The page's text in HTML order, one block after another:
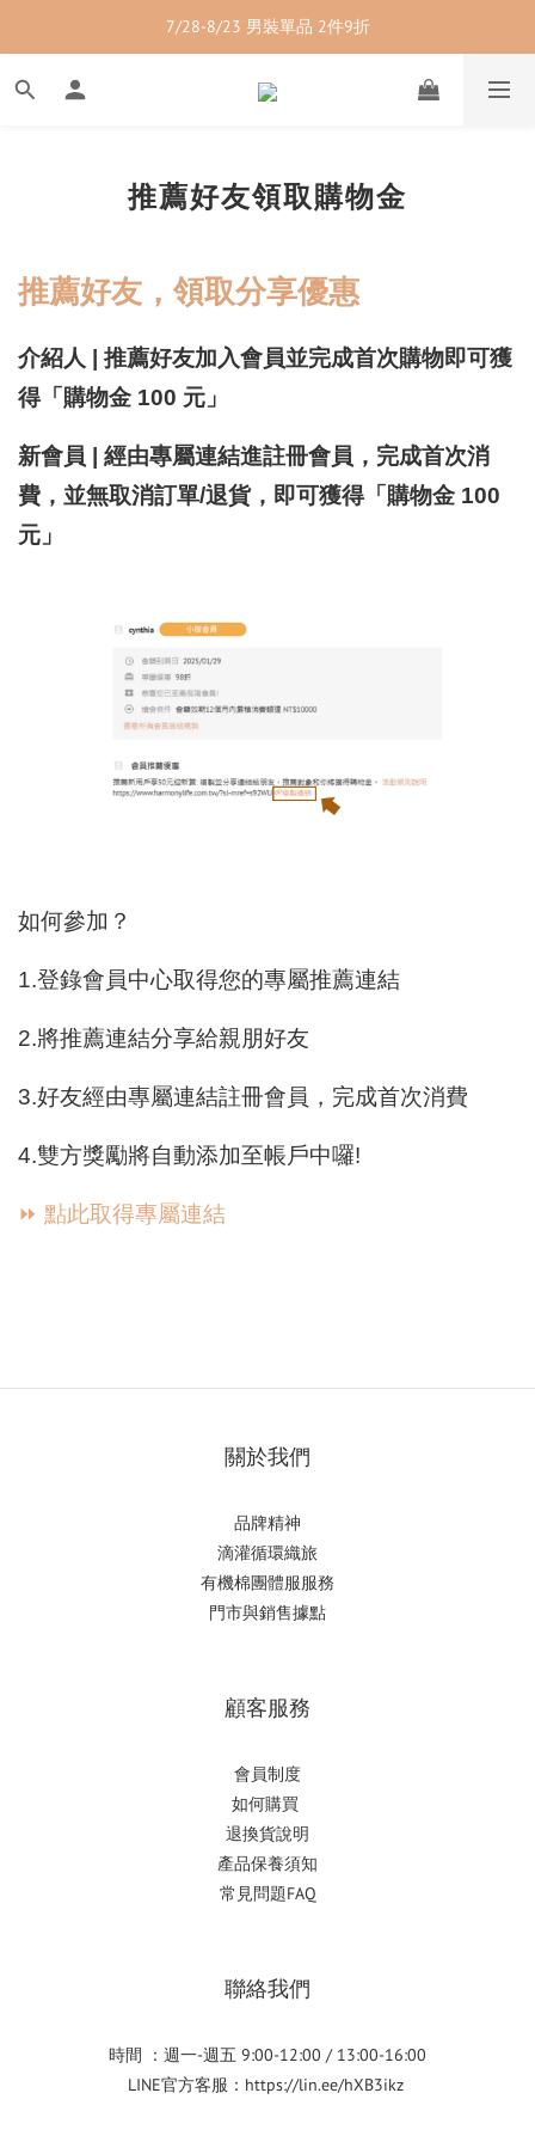
7/28-8/23 紳士內著 2件9折
7/28-8/23 男裝單品 2件9折
7/28-8/23 透氣配件 2件95折  3件88折
推薦好友領取購物金
推薦好友，領取分享優惠
介紹人 | 推薦好友加入會員並完成首次購物即可獲
得「購物金 100 元」
新會員 | 經由專屬連結進註冊會員，完成首次消
費，並無取消訂單/退貨，即可獲得「購物金 100
元」
如何參加？
1.登錄會員中心取得您的專屬推薦連結
2.將推薦連結分享給親朋好友
3.好友經由專屬連結註冊會員，完成首次消費
4.雙方獎勵將自動添加至帳戶中囉!
⏩ 點此取得專屬連結
關於我們
品牌精神
滴灌循環織旅
有機棉團體服服務
門市與銷售據點
顧客服務
會員制度
如何購買
退換貨說明
產品保養須知
常見問題FAQ
聯絡我們
時間 ：週一-週五 9:00-12:00 / 13:00-16:00
LINE官方客服： https://lin.ee/hXB3ikz